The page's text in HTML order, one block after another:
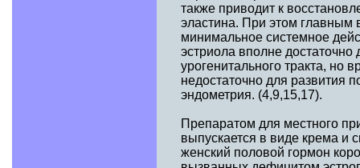
также приводит к
эластина. При этом главным
минимальное системное
эстриола вполне
урогенитального тракта, но
недостаточно для развития
эндометрия. (4,9,15,17).
Препаратом для местного
выпускается в виде крема и
женский половой гормон